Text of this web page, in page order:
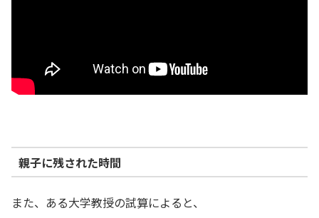
親子に残された時間
また、ある大学教授の試算によると、